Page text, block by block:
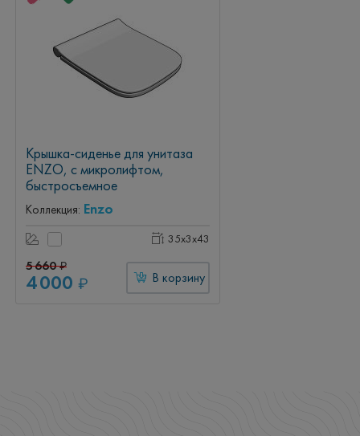
Крышка-сиденье для унитаза
ENZO, с микролифтом,
быстросъемное
Коллекция: Enzo
35x3x43
5 660₽
4 000 ₽ В корзину